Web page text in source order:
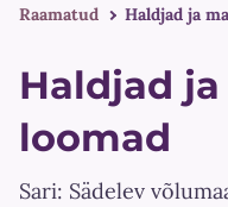
Raamatud Haldjad ja
Haldjad
loomad
Sari: Sädelev